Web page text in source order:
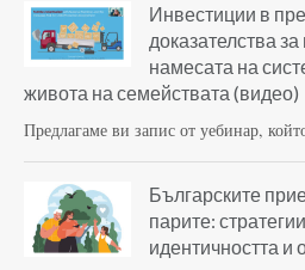
Инвестиции в
доказателства
намесата на
живота на семействата (видео)
Предлагаме ви запис от уебинар,
Българските
парите:
идентичността и